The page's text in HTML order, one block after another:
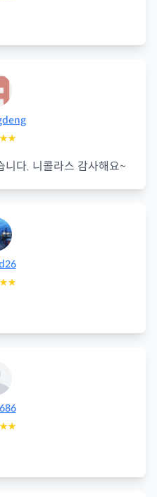
다. 니콜라스 감사해요~